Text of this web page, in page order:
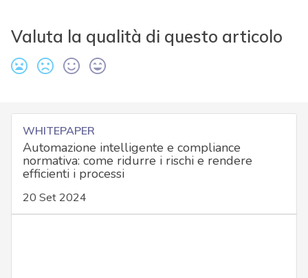
Valuta la qualità di questo articolo
WHITEPAPER
Automazione intelligente e compliance
normativa: come ridurre i rischi e rendere
efficienti i processi
20 Set 2024